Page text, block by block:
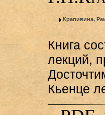
Крапивина,
Книга
лекций,
Кьенце